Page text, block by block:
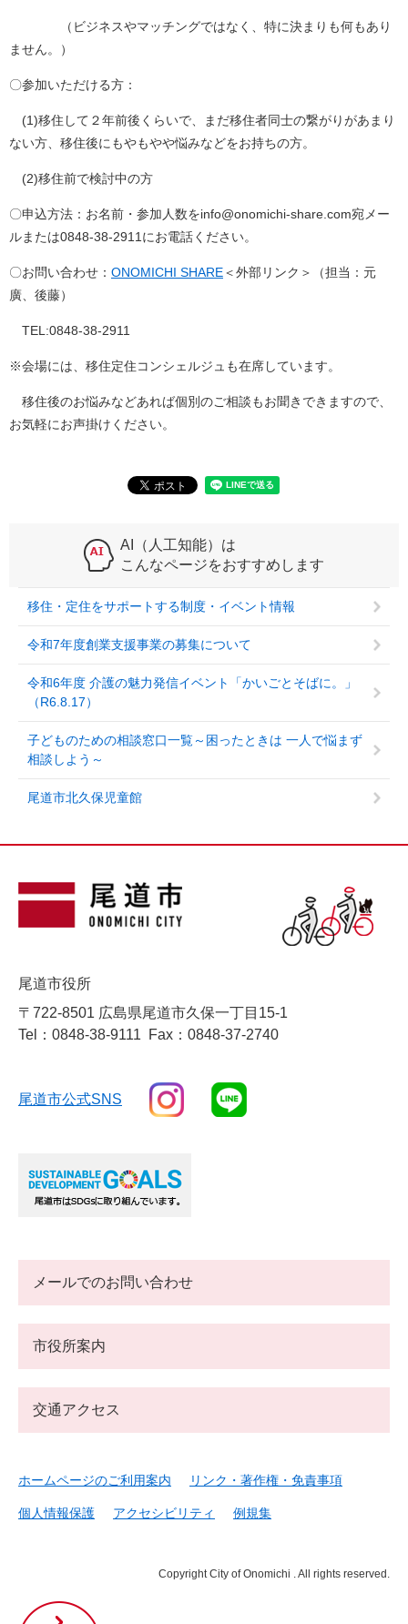
（ビジネスやマッチングではなく、特に決まりも何もあり
ません。）
〇参加いただける方：
(1)移住して２年前後くらいで、まだ移住者同士の繋がりがあまり
ない方、移住後にもやもやや悩みなどをお持ちの方。
(2)移住前で検討中の方
〇申込方法：お名前・参加人数をinfo@onomichi-share.com宛メー
ルまたは0848-38-2911にお電話ください。
〇お問い合わせ： ONOMICHI SHARE＜外部リンク＞
（担当：元
廣、後藤）
TEL:0848-38-2911
※会場には、移住定住コンシェルジュも在席しています。
移住後のお悩みなどあれば個別のご相談もお聞きできますので、
お気軽にお声掛けください。
AI（人工知能）は
こんなページをおすすめします
移住・定住をサポートする制度・イベント情報
令和7年度創業支援事業の募集について
令和6年度 介護の魅力発信イベント「かいごとそばに。」
（R6.8.17）
子どものための相談窓口一覧～困ったときは 一人で悩まず
相談しよう～
尾道市北久保児童館
尾
尾道市役所
〒722-8501 広島県尾道市久保一丁目15-1
Tel：0848-38-9111
Fax：0848-37-2740
尾道市公式SNS
メールでのお問い合わせ
市役所案内
交通アクセス
ホームページのご利用案内 リンク・著作権・免責事項
個人情報保護 アクセシビリティ 例規集
Copyright City of Onomichi . All rights reserved.